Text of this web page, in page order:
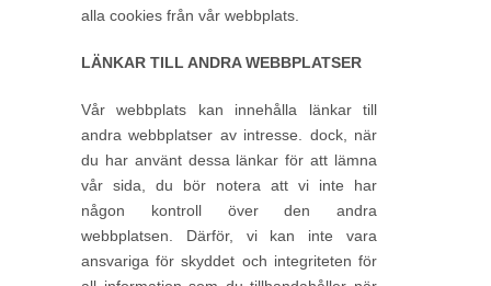
alla cookies från vår webbplats.
LÄNKAR TILL ANDRA WEBBPLATSER
Vår webbplats kan innehålla länkar till
andra webbplatser av intresse. dock, när
du har använt dessa länkar för att lämna
vår sida, du bör notera att vi inte har
någon kontroll över den andra
webbplatsen. Därför, vi kan inte vara
ansvariga för skyddet och integriteten för